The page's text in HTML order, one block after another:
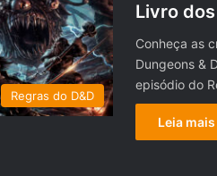
Regras do D&D
Livro
Conheça as
Dungeons &
episódio do
Leia mais